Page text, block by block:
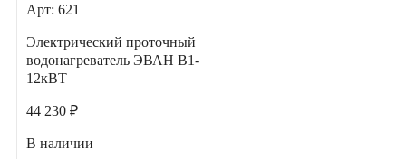
Арт: 621
Электрический проточный
водонагреватель ЭВАН В1-
12кВТ
44 230 ₽
В наличии